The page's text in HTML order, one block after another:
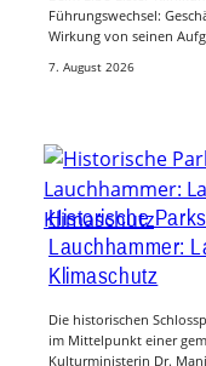
Führungswechsel:
Wirkung von seinen
7. August 2026
Historische
Lauchhammer:
Klimaschutz
Die historischen
im Mittelpunkt einer
Kulturministerin Dr.